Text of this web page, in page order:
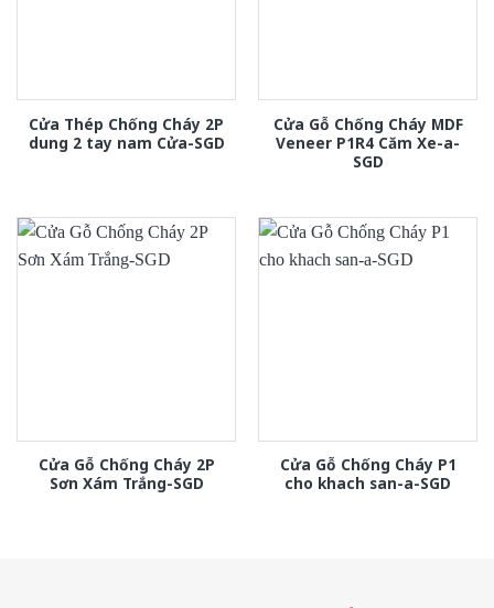
Cửa Thép Chống Cháy 2P
dung 2 tay nam Cửa-SGD
Cửa Gỗ Chống Cháy MDF
Veneer P1R4 Căm Xe-a-
SGD
Cửa Gỗ Chống Cháy 2P
Sơn Xám Trắng-SGD
Cửa Gỗ Chống Cháy P1
cho khach san-a-SGD